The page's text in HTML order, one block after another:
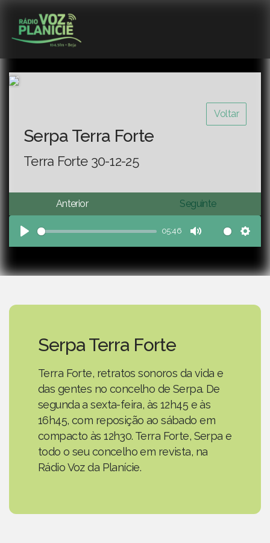
Voltar
Serpa Terra Forte
Terra Forte 30-12-25
Anterior Seguinte
Play
05:46
Mute
Serpa Terra Forte
Terra Forte, retratos sonoros da vida e
das gentes no concelho de Serpa. De
segunda a sexta-feira, às 12h45 e às
16h45, com reposição ao sábado em
compacto às 12h30. Terra Forte, Serpa e
todo o seu concelho em revista, na
Rádio Voz da Planície.